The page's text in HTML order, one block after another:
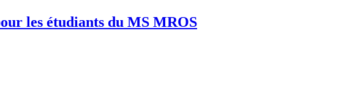
les étudiants du MS MROS